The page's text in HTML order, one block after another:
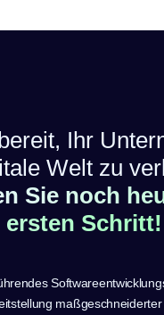
Ihr
Welt zu
Sie noch
ersten Schritt!